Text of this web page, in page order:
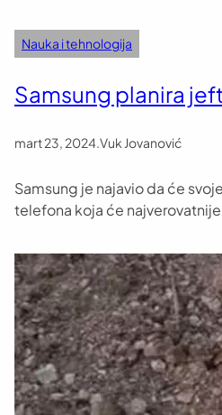
Nauka i tehnologija
Samsung planira
mart 23, 2024.Vuk Jovanović
Samsung je najavio da će
telefona koja će